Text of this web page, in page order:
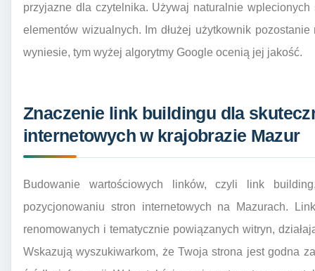
przyjazne dla czytelnika. Używaj naturalnie wplecionych
elementów wizualnych. Im dłużej użytkownik
wyniesie, tym wyżej algorytmy Google ocenią jej jakość.
Znaczenie link buildingu dla
internetowych w krajobrazie Mazur
Budowanie wartościowych linków, czyli link
pozycjonowaniu stron internetowych na Mazurach.
renomowanych i tematycznie powiązanych witryn,
Wskazują wyszukiwarkom, że Twoja strona jest godna